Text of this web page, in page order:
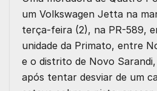
um Volkswagen Jetta na
terça-feira (2), na PR-589,
unidade da Primato, entre
e o distrito de Novo
após tentar desviar de um